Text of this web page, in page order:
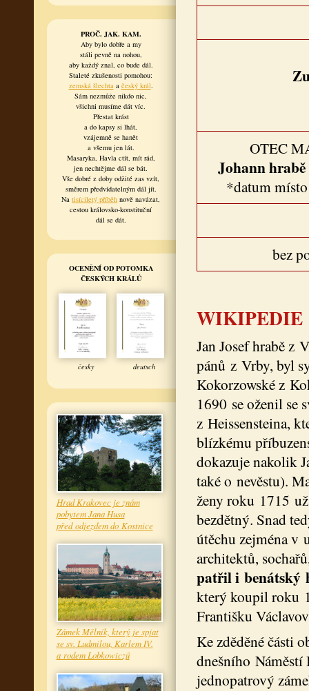
PROČ. JAK. KAM.
Aby bylo dobře a my
stáli pevně na nohou,
aby každý znal, co bude dál.
Staleté zkušenosti pomohou:
zemská šlechtaa český král.
Sám nezmůže nikdo nic,
všichni musíme dát víc.
Přestat krást
a do kapsy si lhát,
vzájemně se hanět
a všemu jen lát.
Masaryka, Havla ctít, mít rád,
jen nechtějme dál se bát.
Vše dobré z doby odžité zas vzít,
směrem předvídatelným dál jít.
Na tisíciletý příběh nově navázat,
cestou královsko-konstituční
dál se dát.
OCENĚNÍ OD POTOMKA
ČESKÝCH KRÁLŮ
česky deutsch
Hrad Krakovec je znám
pobytem Jana Husa
před odjezdem do Kostnice
Zámek Mělník, který je spjat
se sv. Ludmilou, Karlem IV.
a rodem Lobkowiczů
OTEC
Johann hrabě
*datum
bez
WIKIPEDIE
Jan Josef hrabě z
pánů z Vrby, byl
Kokorzowské z
1690 se oženil se
z Heissensteina,
blízkému
dokazuje nakolik
také o nevěstu).
ženy roku 1715
bezdětný. Snad
útěchu zejména v
architektů,
patřil i benátský
který koupil roku
Františku
Ke zděděné části
dnešního Náměstí
jednopatrový